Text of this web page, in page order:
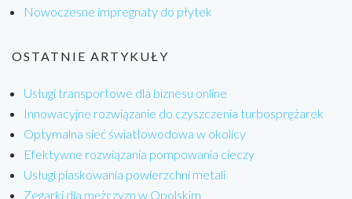
Nowoczesne impregnaty do płytek
OSTATNIE ARTYKUŁY
Usługi transportowe dla biznesu online
Innowacyjne rozwiązanie do czyszczenia turbosprężarek
Optymalna sieć światłowodowa w okolicy
Efektywne rozwiązania pompowania cieczy
Usługi piaskowania powierzchni metali
Zegarki dla mężczyzn w Opolskim